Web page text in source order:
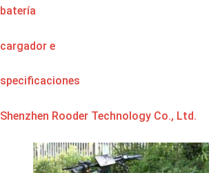
batería
cargador e
specificaciones
Shenzhen Rooder Technology Co., Ltd.